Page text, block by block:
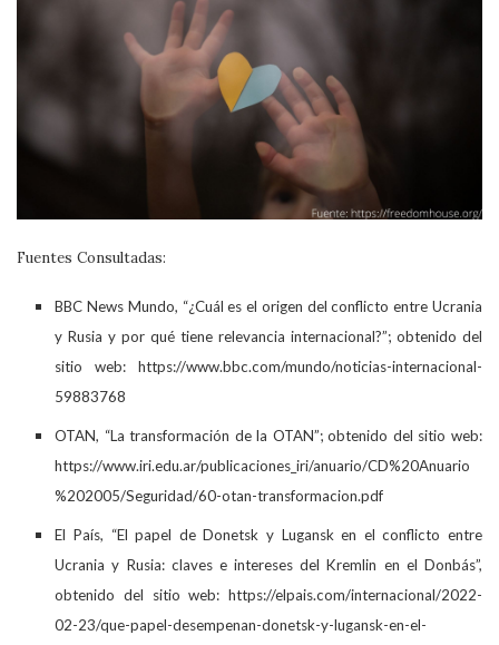
Fuentes Consultadas:
BBC News Mundo, “¿Cuál es el origen del conflicto entre Ucrania
y Rusia y por qué tiene relevancia internacional?”; obtenido del
sitio web: https://www.bbc.com/mundo/noticias-internacional-
59883768
OTAN, “La transformación de la OTAN”; obtenido del sitio web:
https://www.iri.edu.ar/publicaciones_iri/anuario/CD%20Anuario
%202005/Seguridad/60-otan-transformacion.pdf
El País, “El papel de Donetsk y Lugansk en el conflicto entre
Ucrania y Rusia: claves e intereses del Kremlin en el Donbás”,
obtenido del sitio web: https://elpais.com/internacional/2022-
02-23/que-papel-desempenan-donetsk-y-lugansk-en-el-